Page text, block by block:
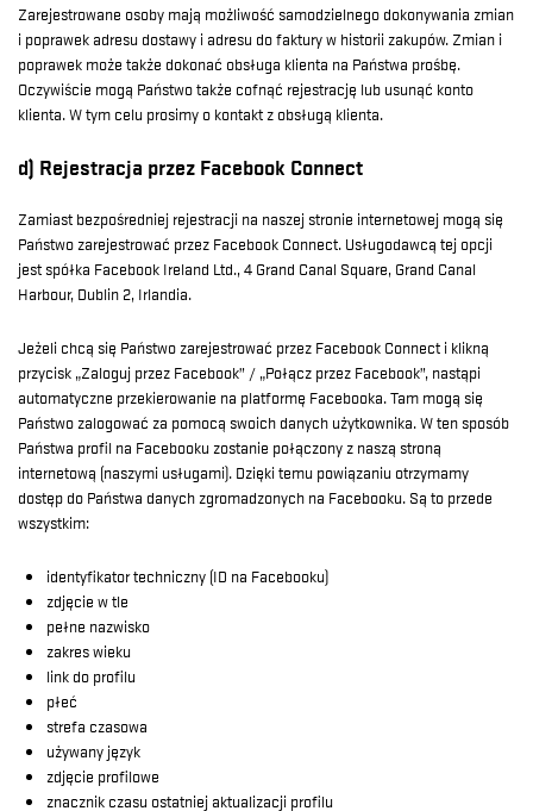
Zarejestrowane osoby mają możliwość samodzielnego dokonywania zmian
i poprawek adresu dostawy i adresu do faktury w historii zakupów. Zmian i
poprawek może także dokonać obsługa klienta na Państwa prośbę.
Oczywiście mogą Państwo także cofnąć rejestrację lub usunąć konto
klienta. W tym celu prosimy o kontakt z obsługą klienta.
d) Rejestracja przez Facebook Connect
Zamiast bezpośredniej rejestracji na naszej stronie internetowej mogą się
Państwo zarejestrować przez Facebook Connect. Usługodawcą tej opcji
jest spółka Facebook Ireland Ltd., 4 Grand Canal Square, Grand Canal
Harbour, Dublin 2, Irlandia.
Jeżeli chcą się Państwo zarejestrować przez Facebook Connect i klikną
przycisk „Zaloguj przez Facebook” / „Połącz przez Facebook”, nastąpi
automatyczne przekierowanie na platformę Facebooka. Tam mogą się
Państwo zalogować za pomocą swoich danych użytkownika. W ten sposób
Państwa profil na Facebooku zostanie połączony z naszą stroną
internetową (naszymi usługami). Dzięki temu powiązaniu otrzymamy
dostęp do Państwa danych zgromadzonych na Facebooku. Są to przede
wszystkim:
identyfikator techniczny (ID na Facebooku)
zdjęcie w tle
pełne nazwisko
zakres wieku
link do profilu
płeć
strefa czasowa
używany język
zdjęcie profilowe
znacznik czasu ostatniej aktualizacji profilu